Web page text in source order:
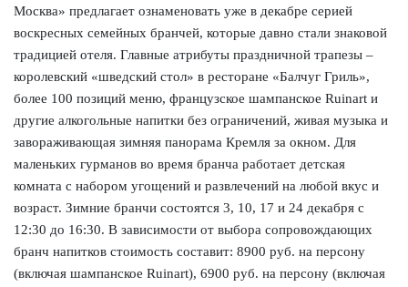
Москва» предлагает ознаменовать уже в декабре серией
воскресных семейных бранчей, которые давно стали знаковой
традицией отеля. Главные атрибуты праздничной трапезы –
королевский «шведский стол» в ресторане «Балчуг Гриль»,
более 100 позиций меню, французское шампанское Ruinart и
другие алкогольные напитки без ограничений, живая музыка и
завораживающая зимняя панорама Кремля за окном. Для
маленьких гурманов во время бранча работает детская
комната с набором угощений и развлечений на любой вкус и
возраст. Зимние бранчи состоятся 3, 10, 17 и 24 декабря с
12:30 до 16:30. В зависимости от выбора сопровождающих
бранч напитков стоимость составит: 8900 руб. на персону
(включая шампанское Ruinart), 6900 руб. на персону (включая